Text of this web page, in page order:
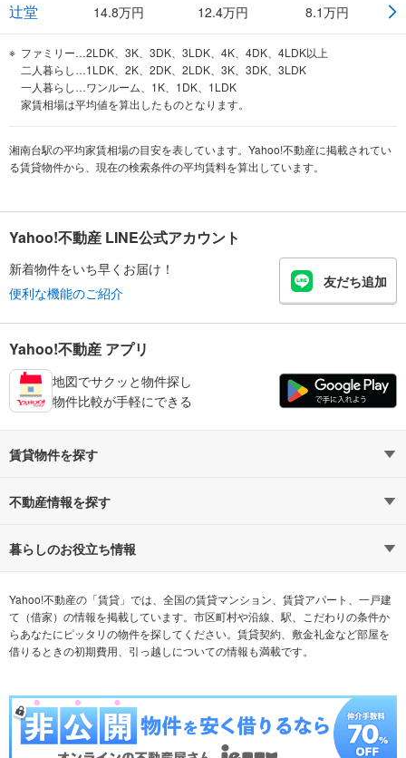
辻堂 14.8万円 12.4万円 8.1万円
ファミリー…2LDK、3K、3DK、3LDK、4K、4DK、4LDK以上
二人暮らし…1LDK、2K、2DK、2LDK、3K、3DK、3LDK
一人暮らし…ワンルーム、1K、1DK、1LDK
家賃相場は平均値を算出したものとなります。
湘南台駅の平均家賃相場の目安を表しています。Yahoo!不動産に掲載されてい
る賃貸物件から、現在の検索条件の平均賃料を算出しています。
Yahoo!不動産 LINE公式アカウント
新着物件をいち早くお届け！
便利な機能のご紹介
友だち追加
Yahoo!不動産 アプリ
地図でサクッと物件探し
物件比較が手軽にできる
賃貸物件を探す
路線・駅から探す
通勤時間から探す
不動産会社から探す 希望の条件から探す
テーマから探す ランキングから探す
不動産情報を探す
不動産・住宅
新築マンション 中古マンション
新築一戸建て 中古一戸建て
注文住宅 土地
売却査定
暮らしのお役立ち情報
マンションカタログ 教えて！住まいの先生
Yahoo!不動産の「賃貸」では、全国の賃貸マンション、賃貸アパート、一戸建
て（借家）の情報を掲載しています。市区町村や沿線、駅、こだわりの条件か
らあなたにピッタリの物件を探してください。賃貸契約、敷金礼金など部屋を
借りるときの初期費用、引っ越しについての情報も満載です。